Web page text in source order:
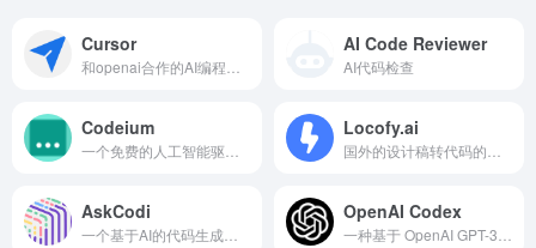
Cursor AI Code Reviewer
AI代码检查
Codeium Locofy.ai
AskCodi OpenAI Codex